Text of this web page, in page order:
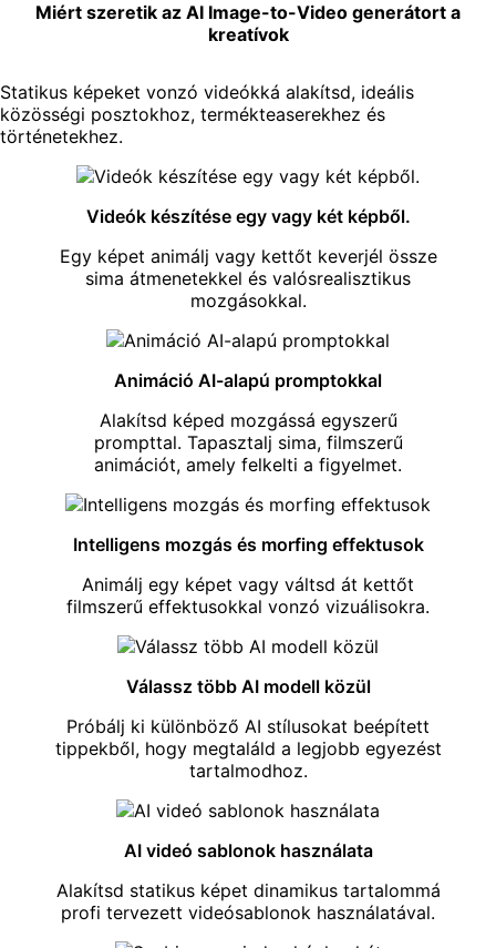
Miért szeretik az AI Image-to-Video generátort a
kreatívok
Statikus képeket vonzó videókká alakítsd, ideális
közösségi posztokhoz, termékteaserekhez és
történetekhez.
Videók készítése egy vagy két képből.
Egy képet animálj vagy kettőt keverjél össze
sima átmenetekkel és valósrealisztikus
mozgásokkal.
Animáció AI-alapú promptokkal
Alakítsd képed mozgássá egyszerű
prompttal. Tapasztalj sima, filmszerű
animációt, amely felkelti a figyelmet.
Intelligens mozgás és morfing effektusok
Animálj egy képet vagy váltsd át kettőt
filmszerű effektusokkal vonzó vizuálisokra.
Válassz több AI modell közül
Próbálj ki különböző AI stílusokat beépített
tippekből, hogy megtaláld a legjobb egyezést
tartalmodhoz.
AI videó sablonok használata
Alakítsd statikus képet dinamikus tartalommá
profi tervezett videósablonok használatával.